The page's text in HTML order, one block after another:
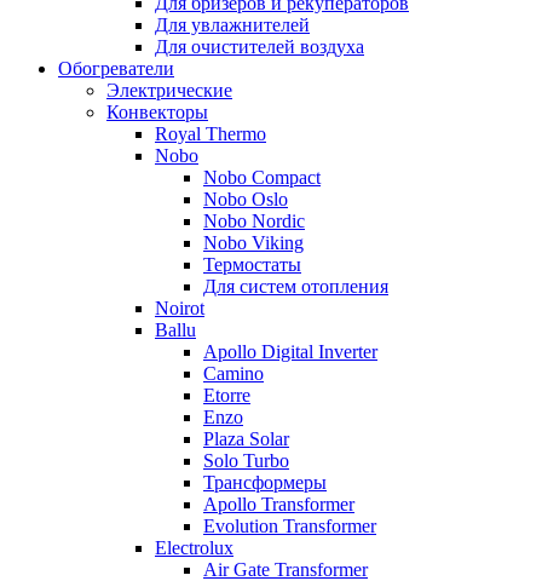
Для увлажнителей
Для очистителей воздуха
Обогреватели
Электрические
Конвекторы
Royal Thermo
Nobo
Nobo Compact
Nobo Oslo
Nobo Nordic
Nobo Viking
Термостаты
Для систем отопления
Noirot
Ballu
Apollo Digital Inverter
Camino
Etorre
Enzo
Plaza Solar
Solo Turbo
Трансформеры
Apollo Transformer
Evolution Transformer
Electrolux
Air Gate Transformer